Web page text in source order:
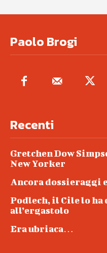
Paolo Brogi
Recenti
Gretchen Dow
New Yorker
Ancora dossieraggi
Podlech, il Cile lo ha
all’ergastolo
Era ubriaca…